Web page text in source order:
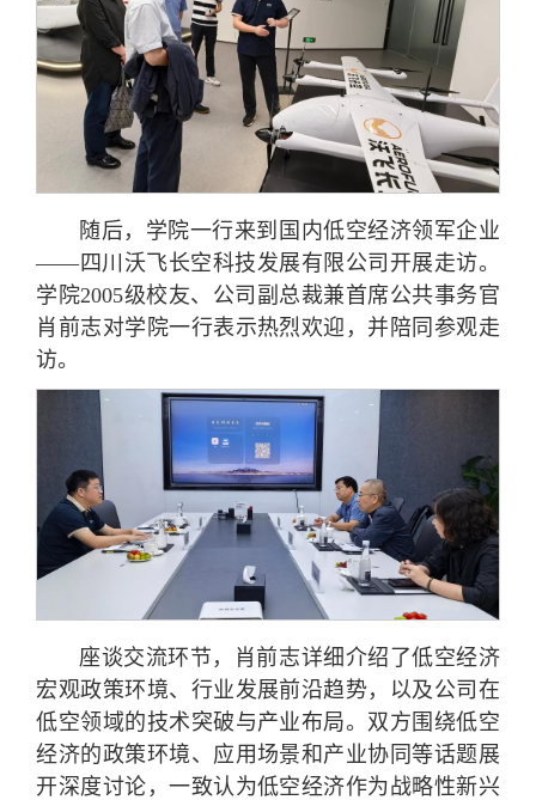
随后，学院一行来到国内低空经济领军企业
——四川沃飞长空科技发展有限公司开展走访。
学院2005级校友、公司副总裁兼首席公共事务官
肖前志对学院一行表示热烈欢迎，并陪同参观走
访。
座谈交流环节，肖前志详细介绍了低空经济
宏观政策环境、行业发展前沿趋势，以及公司在
低空领域的技术突破与产业布局。双方围绕低空
经济的政策环境、应用场景和产业协同等话题展
开深度讨论，一致认为低空经济作为战略性新兴